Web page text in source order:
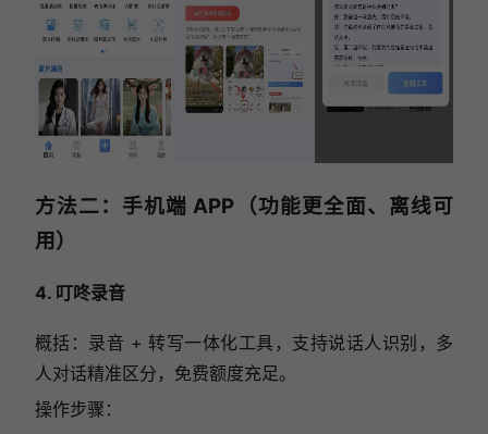
方法二：手机端 APP（功能更全面、离线可
用）
4. 叮咚录音
概括：录音 + 转写一体化工具，支持说话人识别，多
人对话精准区分，免费额度充足。
操作步骤：